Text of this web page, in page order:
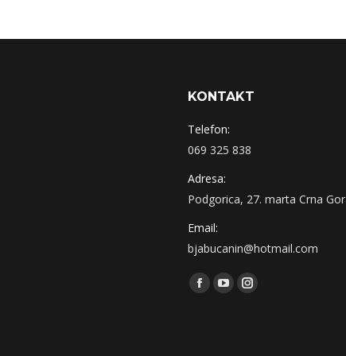
KONTAKT
Telefon:
069 325 838
Adresa:
Podgorica, 27. marta Crna
Email:
bjabucanin@hotmail.com
Find us on:
Facebook
YouTubeInstagram